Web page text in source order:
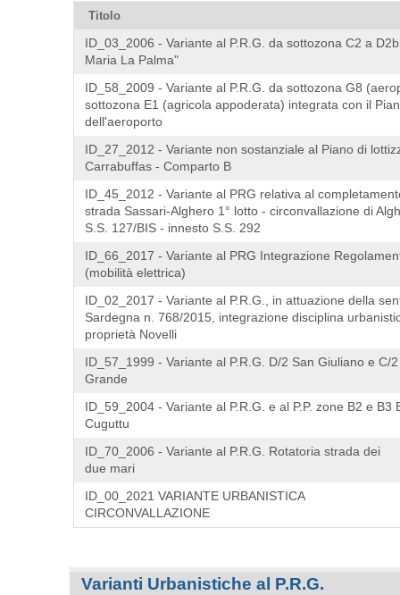
Titolo
ID_03_2006 - Variante al P.R.G. da sottozona C2 a
Maria La Palma"
ID_58_2009 - Variante al P.R.G. da sottozona G8
sottozona E1 (agricola appoderata) integrata con il
dell'aeroporto
ID_27_2012 - Variante non sostanziale al Piano di
Carrabuffas - Comparto B
ID_45_2012 - Variante al PRG relativa al
strada Sassari-Alghero 1° lotto - circonvallazione di
S.S. 127/BIS - innesto S.S. 292
ID_66_2017 - Variante al PRG Integrazione
(mobilità elettrica)
ID_02_2017 - Variante al P.R.G., in attuazione della
Sardegna n. 768/2015, integrazione disciplina
proprietà Novelli
ID_57_1999 - Variante al P.R.G. D/2 San Giuliano e C/
Grande
ID_59_2004 - Variante al P.R.G. e al P.P. zone B2 e B3
Cuguttu
ID_70_2006 - Variante al P.R.G. Rotatoria strada dei
due mari
ID_00_2021 VARIANTE URBANISTICA
CIRCONVALLAZIONE
Navigazione
Varianti Urbanistiche al P.R.G.